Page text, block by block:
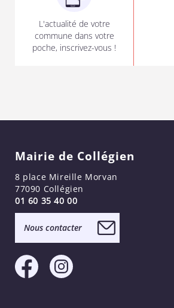
L'actualité de votre
commune dans votre
poche, inscrivez-vous !
Mairie de Collégien
8 place Mireille Morvan
77090 Collégien
01 60 35 40 00
Nous contacter